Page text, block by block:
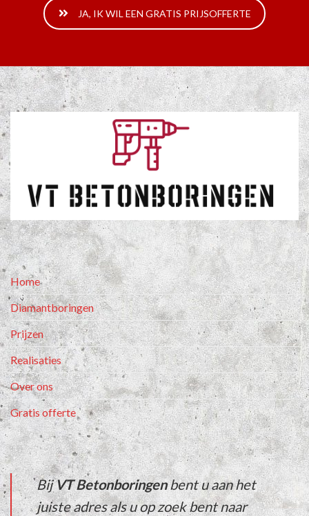
JA, IK WIL EEN GRATIS PRIJSOFFERTE
Home
Diamantboringen
Prijzen
Realisaties
Over ons
Gratis offerte
BijVT Betonboringenbent u aan het
juiste adres als u op zoek bent naar